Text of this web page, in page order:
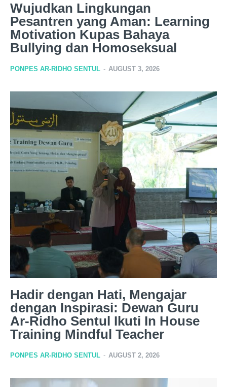
Wujudkan Lingkungan
Pesantren yang Aman: Learning
Motivation Kupas Bahaya
Bullying dan Homoseksual
PONPES AR-RIDHO SENTUL - AUGUST 3, 2026
Hadir dengan Hati, Mengajar
dengan Inspirasi: Dewan Guru
Ar-Ridho Sentul Ikuti In House
Training Mindful Teacher
PONPES AR-RIDHO SENTUL - AUGUST 2, 2026